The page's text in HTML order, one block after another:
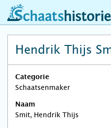
schaatshistorie.nl
Hendrik Thijs
Categorie
Schaatsenmaker
Naam
Smit, Hendrik Thijs